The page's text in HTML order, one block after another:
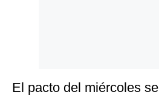
El pacto del miércoles